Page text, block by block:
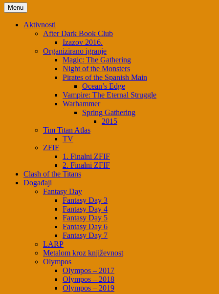
Menu
Aktivnosti
After Dark Book Club
Izazov 2016.
Organizirano igranje
Magic: The Gathering
Night of the Monsters
Pirates of the Spanish Main
Ocean’s Edge
Vampire: The Eternal Struggle
Warhammer
Spring Gathering
2015
Tim Titan Atlas
TV
ZFIF
1. Finalni ZFIF
2. Finalni ZFIF
Clash of the Titans
Događaji
Fantasy Day
Fantasy Day 3
Fantasy Day 4
Fantasy Day 5
Fantasy Day 6
Fantasy Day 7
LARP
Metalom kroz književnost
Olympos
Olympos – 2017
Olympos – 2018
Olympos – 2019